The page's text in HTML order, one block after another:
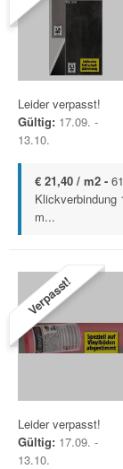
Leider verpasst!
Gültig: 17.09. -
13.10.
€ 21,40 / m2 -
Klickverbindung
m...
Verpasst!
Leider verpasst!
Gültig: 17.09. -
13.10.